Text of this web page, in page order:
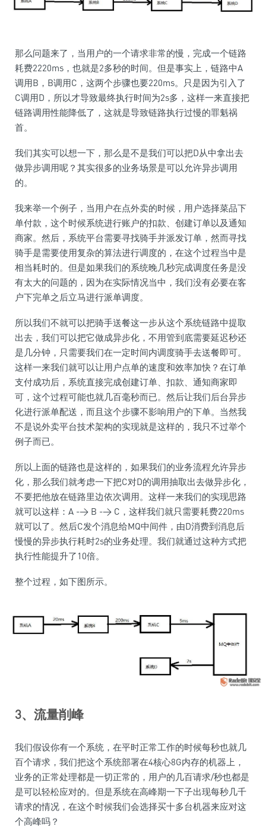
那么问题来了，当用户的一个请求非常的慢，完成一个链路
耗费2220ms，也就是2多秒的时间。但是事实上，链路中A
调用B，B调用C，这两个步骤也要220ms。只是因为引入了
C调用D，所以才导致最终执行时间为2s多，这样一来直接把
链路调用性能降低了，这就是导致链路执行过慢的罪魁祸
首。
我们其实可以想一下，那么是不是我们可以把D从中拿出去
做异步调用呢？其实很多的业务场景是可以允许异步调用
的。
我来举一个例子，当用户在点外卖的时候，用户选择菜品下
单付款，这个时候系统进行账户的扣款、创建订单以及通知
商家。然后，系统平台需要寻找骑手并派发订单，然而寻找
骑手是需要使用复杂的算法进行调度的，在这个过程当中是
相当耗时的。但是如果我们的系统晚几秒完成调度任务是没
有太大的问题的，因为在实际情况当中，我们没有必要在客
户下完单之后立马进行派单调度。
所以我们不就可以把骑手送餐这一步从这个系统链路中提取
出去，我们可以把它做成异步化，不用管到底需要延迟秒还
是几分钟，只需要我们在一定时间内调度骑手去送餐即可。
这样一来我们就可以让用户点单的速度和效率加快？在订单
支付成功后，系统直接完成创建订单、扣款、通知商家即
可，这个过程可能也就几百毫秒而已。然后让我们后台异步
化进行派单配送，而且这个步骤不影响用户的下单。当然我
不是说外卖平台技术架构的实现就是这样的，我只不过举个
例子而已。
所以上面的链路也是这样的，如果我们的业务流程允许异步
化，那么我们就考虑一下把C对D的调用抽取出去做异步化，
不要把他放在链路里边依次调用。这样一来我们的实现思路
就可以这样：A -> B -> C，这样我们就只需要耗费220ms
就可以了。然后C发个消息给MQ中间件，由D消费到消息后
慢慢的异步执行耗时2s的业务处理。我们就通过这种方式把
执行性能提升了10倍。
整个过程，如下图所示。
3、流量削峰
我们假设你有一个系统，在平时正常工作的时候每秒也就几
百个请求，我们把这个系统部署在4核心8G内存的机器上，
业务的正常处理都是一切正常的，用户的几百请求/秒也都是
是可以轻松应对的。但是系统在高峰期一下子出现每秒几千
请求的情况，在这个时候我们会选择买十多台机器来应对这
个高峰吗？